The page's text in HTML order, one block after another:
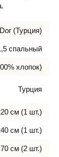
(Турция)
спальный
хлопок)
Турция
см (1 шт.)
см (1 шт.)
см (2 шт.)